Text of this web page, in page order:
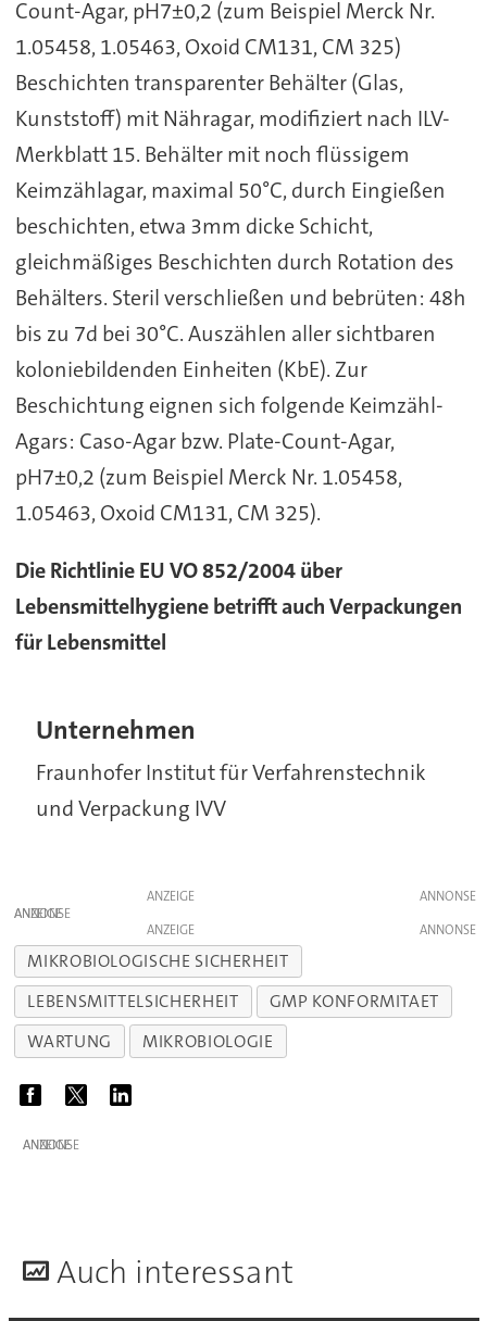
Count-Agar, pH7±0,2 (zum Beispiel Merck Nr.
1.05458, 1.05463, Oxoid CM131, CM 325)
Beschichten transparenter Behälter (Glas,
Kunststoff) mit Nähragar, modifiziert nach ILV-
Merkblatt 15. Behälter mit noch flüssigem
Keimzählagar, maximal 50°C, durch Eingießen
beschichten, etwa 3mm dicke Schicht,
gleichmäßiges Beschichten durch Rotation des
Behälters. Steril verschließen und bebrüten: 48h
bis zu 7d bei 30°C. Auszählen aller sichtbaren
koloniebildenden Einheiten (KbE). Zur
Beschichtung eignen sich folgende Keimzähl-
Agars: Caso-Agar bzw. Plate-Count-Agar,
pH7±0,2 (zum Beispiel Merck Nr. 1.05458,
1.05463, Oxoid CM131, CM 325).
Die Richtlinie EU VO 852/2004 über
Lebensmittelhygiene betrifft auch Verpackungen
für Lebensmittel
Unternehmen
Fraunhofer Institut für Verfahrenstechnik
und Verpackung IVV
ANZEIGE
ANZEIGE
ANZEIGE
MIKROBIOLOGISCHE SICHERHEIT
LEBENSMITTELSICHERHEIT
GMP KONFORMITAET
WARTUNG
MIKROBIOLOGIE
ANZEIGE
Auch interessant